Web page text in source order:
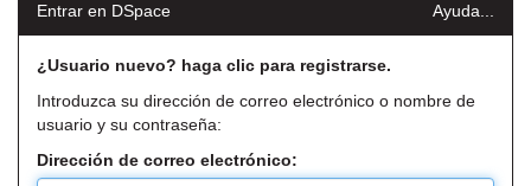
Entrar en DSpace Ayuda...
¿Usuario nuevo? haga clic para registrarse.
Introduzca su dirección de correo electrónico o nombre de
usuario y su contraseña:
Dirección de correo electrónico: